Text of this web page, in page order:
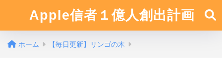
Apple信者１億人創出計画
ホーム 【毎日更新】リンゴの木